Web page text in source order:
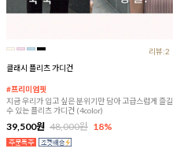
리뷰:2
클래시 플리츠 가디건
#프리미엄핏
지금 우리가 입고 싶은 분위기만 담아 고급스럽게 즐길
수 있는 플리츠 가디건 (4color)
39,500원 48,000원 18%